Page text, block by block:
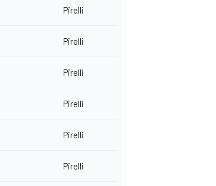
Pirelli
Pirelli
Pirelli
Pirelli
Pirelli
Pirelli